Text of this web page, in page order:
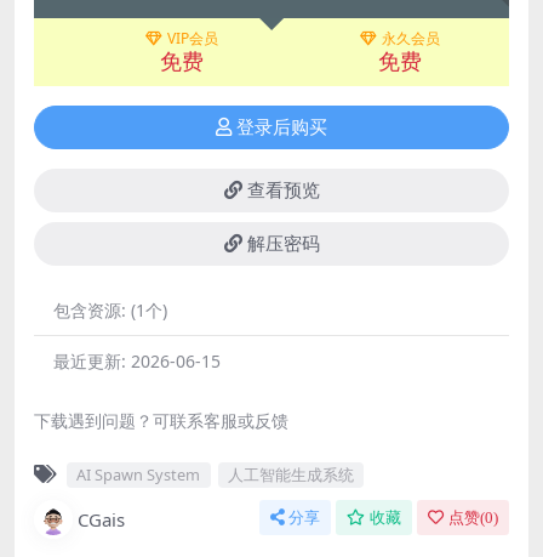
VIP会员
免费
永久会员
免费
登录后购买
查看预览
解压密码
包含资源: (1个)
最近更新: 2026-06-15
下载遇到问题？可联系客服或反馈
AI Spawn System 人工智能生成系统
CGais 分享 收藏 点赞(0)